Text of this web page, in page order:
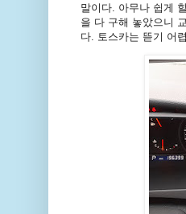
말이다. 아무나 쉽게
을 다 구해 놓았으니
다. 토스카는 뜯기 어